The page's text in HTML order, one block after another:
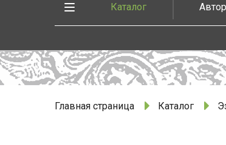
Каталог
Развернуть
Главная страница Каталог